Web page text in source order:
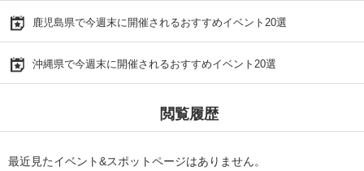
鹿児島県で今週末に開催されるおすすめイベント20選
沖縄県で今週末に開催されるおすすめイベント20選
閲覧履歴
最近見たイベント&スポットページはありません。